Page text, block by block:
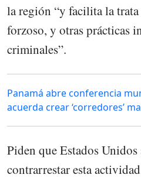
la región “y facilita la trata
forzoso, y otras prácticas
criminales”.
Panamá abre conferencia
acuerda crear ‘corredores’
Piden que Estados Unidos
contrarrestar esta